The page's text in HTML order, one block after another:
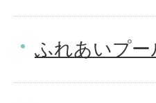
ふれあいプ